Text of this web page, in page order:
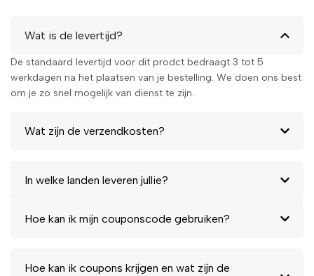
Wat is de levertijd?
De standaard levertijd voor dit prodct bedraagt 3 tot 5
werkdagen na het plaatsen van je bestelling. We doen ons best
om je zo snel mogelijk van dienst te zijn.
Wat zijn de verzendkosten?
In welke landen leveren jullie?
Hoe kan ik mijn couponscode gebruiken?
Hoe kan ik coupons krijgen en wat zijn de